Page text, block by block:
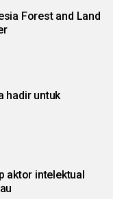
Forest and Land
hadir untuk
aktor intelektual